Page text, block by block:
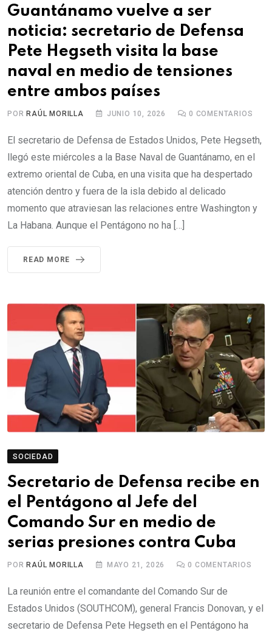
Guantánamo vuelve a ser
noticia: secretario de Defensa
Pete Hegseth visita la base
naval en medio de tensiones
entre ambos países
POR RAÚL MORILLA JUNIO 10, 2026 0 COMENTARIOS
El secretario de Defensa de Estados Unidos, Pete Hegseth,
llegó este miércoles a la Base Naval de Guantánamo, en el
extremo oriental de Cuba, en una visita que ha despertado
atención dentro y fuera de la isla debido al delicado
momento que atraviesan las relaciones entre Washington y
La Habana. Aunque el Pentágono no ha […]
READ MORE
SOCIEDAD
Secretario de Defensa recibe en
el Pentágono al Jefe del
Comando Sur en medio de
serias presiones contra Cuba
POR RAÚL MORILLA MAYO 21, 2026 0 COMENTARIOS
La reunión entre el comandante del Comando Sur de
Estados Unidos (SOUTHCOM), general Francis Donovan, y el
secretario de Defensa Pete Hegseth en el Pentágono ha